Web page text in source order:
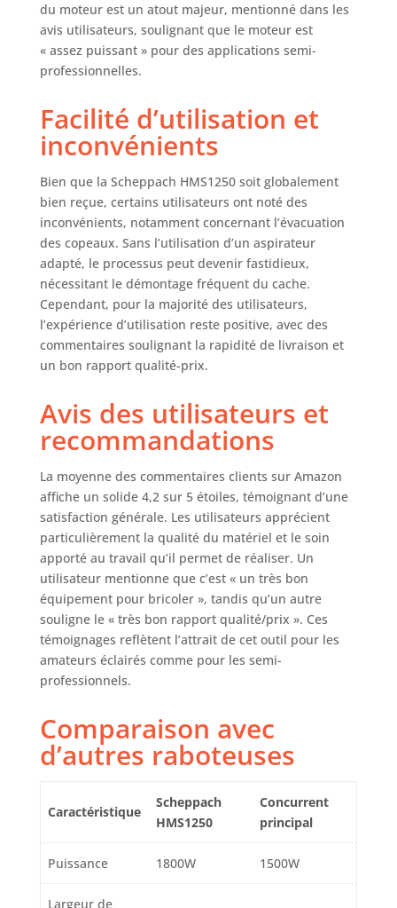
du moteur est un atout majeur, mentionné dans les
avis utilisateurs, soulignant que le moteur est
« assez puissant » pour des applications semi-
professionnelles.
Facilité d’utilisation et
inconvénients
Bien que la Scheppach HMS1250 soit globalement
bien reçue, certains utilisateurs ont noté des
inconvénients, notamment concernant l’évacuation
des copeaux. Sans l’utilisation d’un aspirateur
adapté, le processus peut devenir fastidieux,
nécessitant le démontage fréquent du cache.
Cependant, pour la majorité des utilisateurs,
l’expérience d’utilisation reste positive, avec des
commentaires soulignant la rapidité de livraison et
un bon rapport qualité-prix.
Avis des utilisateurs et
recommandations
La moyenne des commentaires clients sur Amazon
affiche un solide 4,2 sur 5 étoiles, témoignant d’une
satisfaction générale. Les utilisateurs apprécient
particulièrement la qualité du matériel et le soin
apporté au travail qu’il permet de réaliser. Un
utilisateur mentionne que c’est « un très bon
équipement pour bricoler », tandis qu’un autre
souligne le « très bon rapport qualité/prix ». Ces
témoignages reflètent l’attrait de cet outil pour les
amateurs éclairés comme pour les semi-
professionnels.
Comparaison avec
d’autres raboteuses
Caractéristique
Scheppach
HMS1250
Concurrent
principal
Puissance 1800W 1500W
Largeur de